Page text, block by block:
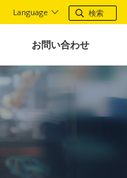
Language
お問い合わせ